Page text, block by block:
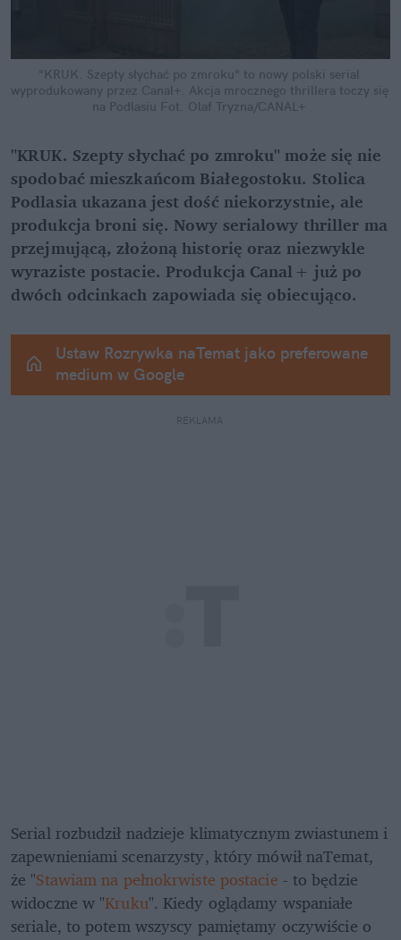
"KRUK. Szepty słychać po zmroku" to nowy polski serial
wyprodukowany przez Canal+. Akcja mrocznego thrillera toczy się
na Podlasiu Fot. Olaf Tryzna/CANAL+
"KRUK. Szepty słychać po zmroku" może się nie
spodobać mieszkańcom Białegostoku. Stolica
Podlasia ukazana jest dość niekorzystnie, ale
produkcja broni się. Nowy serialowy thriller ma
przejmującą, złożoną historię oraz niezwykle
wyraziste postacie. Produkcja Canal+ już po
dwóch odcinkach zapowiada się obiecująco.
Ustaw Rozrywka naTemat jako preferowane
medium w Google
REKLAMA
Serial rozbudził nadzieje klimatycznym zwiastunem i
zapewnieniami scenarzysty, który mówił naTemat,
że "Stawiam na pełnokrwiste postacie - to będzie
widoczne w "Kruku". Kiedy oglądamy wspaniałe
seriale, to potem wszyscy pamiętamy oczywiście o